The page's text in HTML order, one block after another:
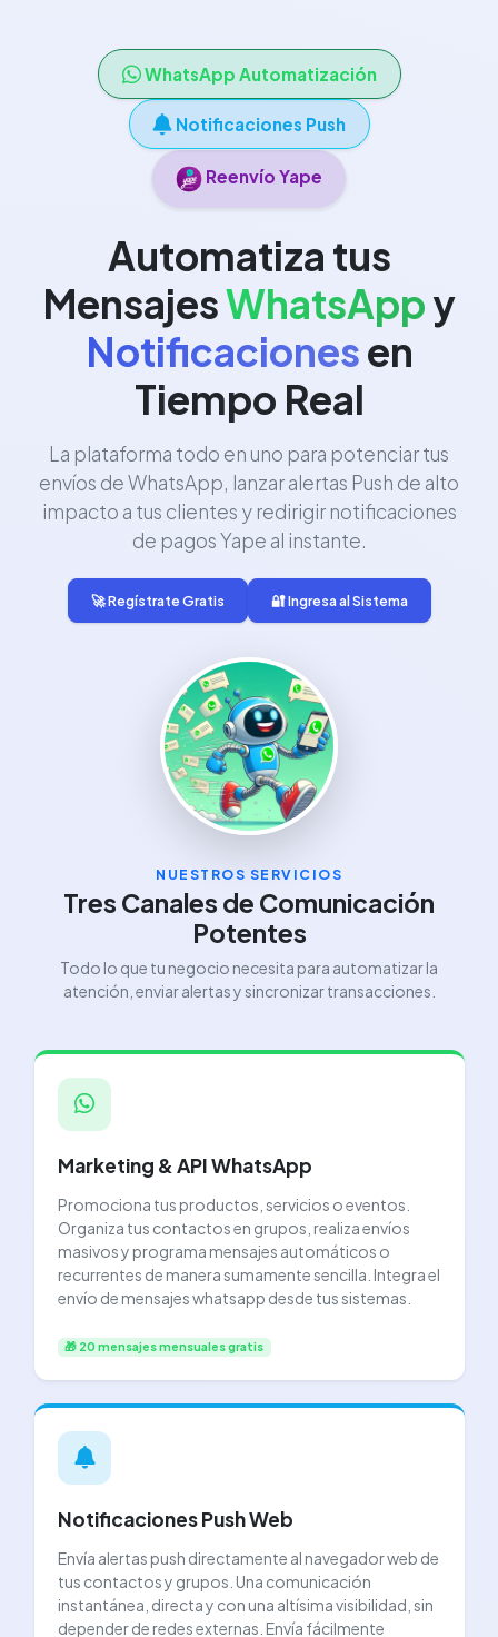
WhatsApp Automatización
Notificaciones Push
Reenvío Yape
Automatiza tus
MensajesWhatsAppy
Notificacionesen
Tiempo Real
La plataforma todo en uno para potenciar tus
envíos de WhatsApp, lanzar alertas Push de alto
impacto a tus clientes y redirigir notificaciones
de pagos Yape al instante.
🚀 Regístrate Gratis 🔐 Ingresa al Sistema
NUESTROS SERVICIOS
Tres Canales de Comunicación
Potentes
Todo lo que tu negocio necesita para automatizar la
atención, enviar alertas y sincronizar transacciones.
Marketing & API WhatsApp
Promociona tus productos, servicios o eventos.
Organiza tus contactos en grupos, realiza envíos
masivos y programa mensajes automáticos o
recurrentes de manera sumamente sencilla. Integra el
envío de mensajes whatsapp desde tus sistemas.
🎁 20 mensajes mensuales gratis
Notificaciones Push Web
Envía alertas push directamente al navegador web de
tus contactos y grupos. Una comunicación
instantánea, directa y con una altísima visibilidad, sin
depender de redes externas. Envía fácilmente